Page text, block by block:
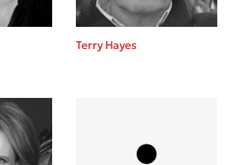
Δανάη Δεληγεώργη
Terry Hayes